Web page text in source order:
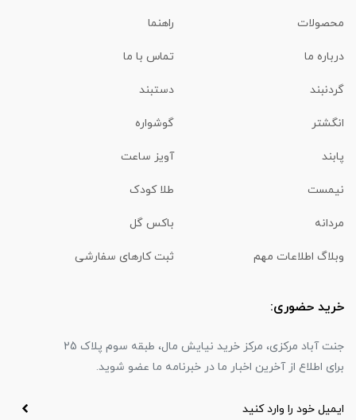
محصولات راهنما
درباره ما تماس با ما
گردنبند دستبند
انگشتر گوشواره
پابند آویز ساعت
نیمست طلا کودک
مردانه باکس گل
وبلاگ اطلاعات مهم ثبت کارهای سفارشی
خرید حضوری:
جنت آباد مرکزی، مرکز خرید نیایش مال، طبقه سوم پلاک 25
برای اطلاع از آخرین اخبار ما در خبرنامه ما عضو شوید.